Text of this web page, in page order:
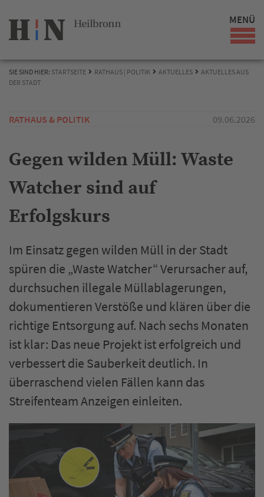
MENÜ
SIE SIND HIER: STARTSEITE RATHAUS | POLITIK AKTUELLES
AKTUELLES AUS
DER STADT
RATHAUS & POLITIK 09.06.2026
Gegen wilden Müll: Waste
Watcher sind auf
Erfolgskurs
Im Einsatz gegen wilden Müll in der Stadt
spüren die „Waste Watcher“ Verursacher auf,
durchsuchen illegale Müllablagerungen,
dokumentieren Verstöße und klären über die
richtige Entsorgung auf. Nach sechs Monaten
ist klar: Das neue Projekt ist erfolgreich und
verbessert die Sauberkeit deutlich. In
überraschend vielen Fällen kann das
Streifenteam Anzeigen einleiten.